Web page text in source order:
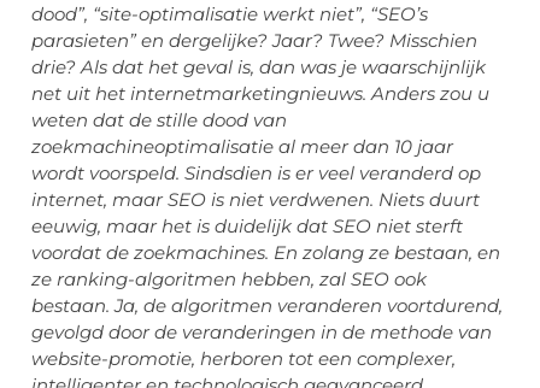
dood”, “site-optimalisatie werkt niet”, “SEO’s
parasieten” en dergelijke? Jaar? Twee? Misschien
drie? Als dat het geval is, dan was je waarschijnlijk
net uit het internetmarketingnieuws. Anders zou u
weten dat de stille dood van
zoekmachineoptimalisatie al meer dan 10 jaar
wordt voorspeld. Sindsdien is er veel veranderd op
internet, maar SEO is niet verdwenen. Niets duurt
eeuwig, maar het is duidelijk dat SEO niet sterft
voordat de zoekmachines. En zolang ze bestaan, en
ze ranking-algoritmen hebben, zal SEO ook
bestaan. Ja, de algoritmen veranderen voortdurend,
gevolgd door de veranderingen in de methode van
website-promotie, herboren tot een complexer,